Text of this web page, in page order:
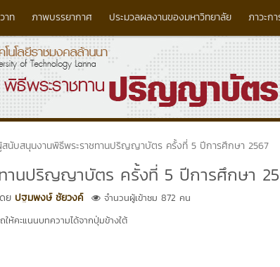
าท ภาพบรรยากาศ ประมวลผลงานของมหาวิทยาลัย ภาวะก
นับสนุนงานพิธีพระราชทานปริญญาบัตร ครั้งที่ 5 ปีการศึกษา 2567
านปริญญาบัตร ครั้งที่ 5 ปีการศึกษา
ย ปฐมพงษ์ ชัยวงค์
จำนวนผู้เข้าชม 872 คน
ให้คะแนนบทความได้จากปุ่มข้างใต้